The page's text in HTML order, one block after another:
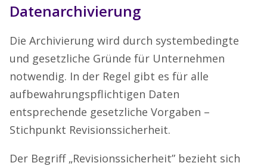
Datenarchivierung
Die Archivierung wird durch systembedingte
und gesetzliche Gründe für Unternehmen
notwendig. In der Regel gibt es für alle
aufbewahrungspflichtigen Daten
entsprechende gesetzliche Vorgaben –
Stichpunkt Revisionssicherheit.
Der Begriff „Revisionssicherheit” bezieht sich